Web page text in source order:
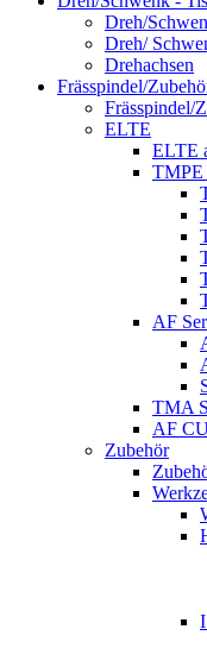
Dreh/
Dreh/
Drehachsen
Frässpindel/
Frässpindel/
ELTE
ELTE
TMPE
AF
TMA
AF
Zubehör